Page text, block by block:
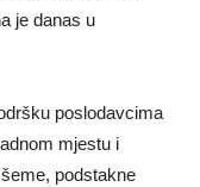
je danas u
poslodavcima
mjestu i
podstakne